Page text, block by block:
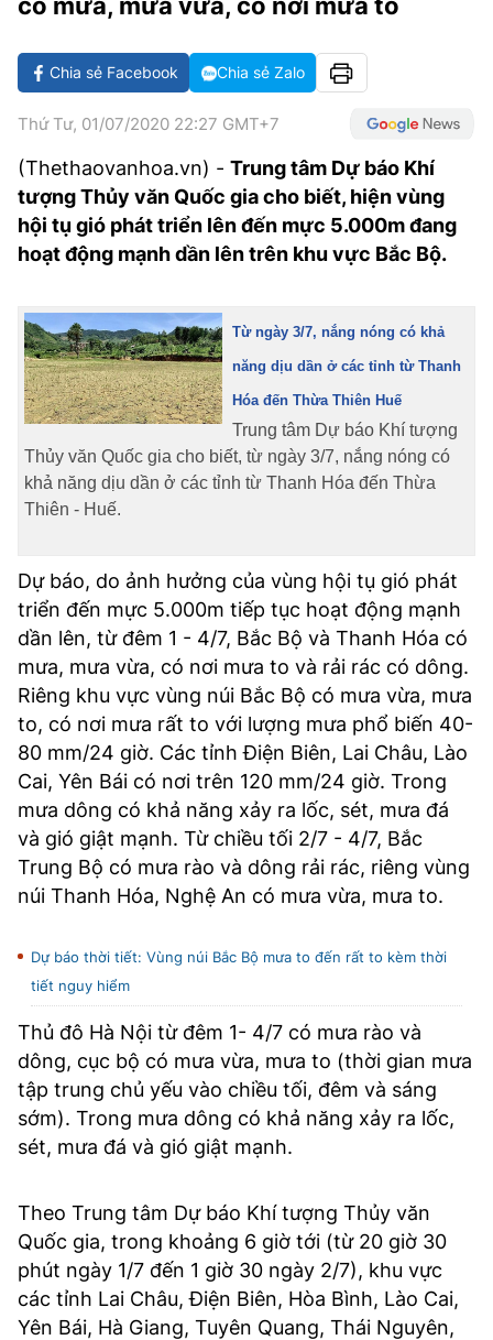
GOLF
CÁC CÚP CHÂU ÂU
BẢNG XẾP HẠNG
VĂN HÓA
DIỄN ĐÀN
NHỊP ĐẬP SỨC KHỎE
GIẢI TRÍ
KBIZ
ĐIỂM ĐẾN
ẢNH
TƯ VẤN
HIGHTECH
TIÊU ĐIỂM - SPOTLIGHT
INFOGRAPHIC
E-MAGAZINE
ẢNH
BÁO GIẤY
TRA CỨU PHƯỜNG XÃ
BÙI XUÂN PHÁI
TIỆN ÍCH
LIÊN HỆ QUẢNG CÁO
Hotline: 0981.119.189
Điện thoại: 024.38254756
MẠNG XÃ HỘI
Chia sẻ Facebook Chia sẻ Zalo
Thứ Tư, 01/07/2020 22:27 GMT+7
(Thethaovanhoa.vn) - Trung tâm Dự báo Khí
tượng Thủy văn Quốc gia cho biết, hiện vùng
hội tụ gió phát triển lên đến mực 5.000m đang
hoạt động mạnh dần lên trên khu vực Bắc Bộ.
Từ ngày 3/7, nắng nóng có khả
năng dịu dần ở các tỉnh từ Thanh
Hóa đến Thừa Thiên Huế
Trung tâm Dự báo Khí tượng
Thủy văn Quốc gia cho biết, từ ngày 3/7, nắng nóng có
khả năng dịu dần ở các tỉnh từ Thanh Hóa đến Thừa
Thiên - Huế.
Dự báo, do ảnh hưởng của vùng hội tụ gió phát
triển đến mực 5.000m tiếp tục hoạt động mạnh
dần lên, từ đêm 1 - 4/7, Bắc Bộ và Thanh Hóa có
mưa, mưa vừa, có nơi mưa to và rải rác có dông.
Riêng khu vực vùng núi Bắc Bộ có mưa vừa, mưa
to, có nơi mưa rất to với lượng mưa phổ biến 40-
80 mm/24 giờ. Các tỉnh Điện Biên, Lai Châu, Lào
Cai, Yên Bái có nơi trên 120 mm/24 giờ. Trong
mưa dông có khả năng xảy ra lốc, sét, mưa đá
và gió giật mạnh. Từ chiều tối 2/7 - 4/7, Bắc
Trung Bộ có mưa rào và dông rải rác, riêng vùng
núi Thanh Hóa, Nghệ An có mưa vừa, mưa to.
Dự báo thời tiết: Vùng núi Bắc Bộ mưa to đến rất to kèm thời
tiết nguy hiểm
Thủ đô Hà Nội từ đêm 1- 4/7 có mưa rào và
dông, cục bộ có mưa vừa, mưa to (thời gian mưa
tập trung chủ yếu vào chiều tối, đêm và sáng
sớm). Trong mưa dông có khả năng xảy ra lốc,
sét, mưa đá và gió giật mạnh.
Theo Trung tâm Dự báo Khí tượng Thủy văn
Quốc gia, trong khoảng 6 giờ tới (từ 20 giờ 30
phút ngày 1/7 đến 1 giờ 30 ngày 2/7), khu vực
các tỉnh Lai Châu, Điện Biên, Hòa Bình, Lào Cai,
Yên Bái, Hà Giang, Tuyên Quang, Thái Nguyên,